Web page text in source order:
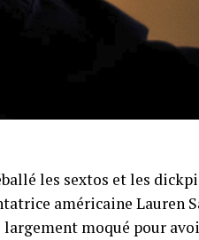
les sextos et les
américaine Lauren
largement moqué pour